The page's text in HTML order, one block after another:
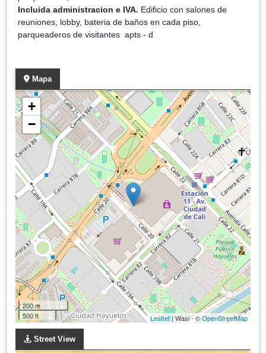
Incluida administracion e IVA. Edificio con salones de
reuniones, lobby, bateria de baños en cada piso,
parqueaderos de visitantes apts - d
Mapa
+
−
200 m
500 ft
Leaflet | Wasi - ©OpenStreetMap
Street View